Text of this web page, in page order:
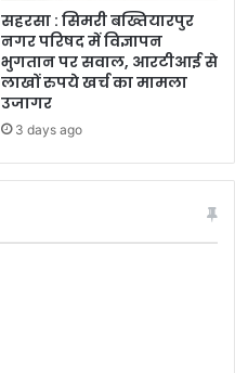
सहरसा : सिमरी बख्तियारपुर
नगर परिषद में विज्ञापन
भुगतान पर सवाल, आरटीआई से
लाखों रुपये खर्च का मामला
उजागर
3 days ago